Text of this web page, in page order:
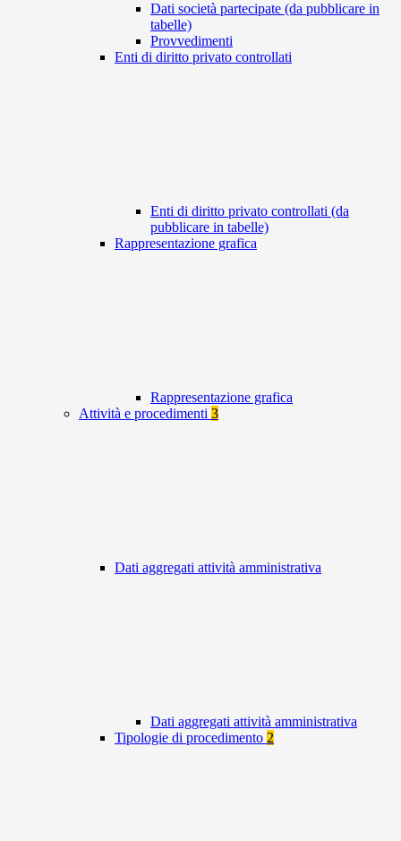
Dati società partecipate (da pubblicare in
tabelle)
Provvedimenti
Enti di diritto privato controllati
Enti di diritto privato controllati (da
pubblicare in tabelle)
Rappresentazione grafica
Rappresentazione grafica
Attività e procedimenti 3
Dati aggregati attività amministrativa
Dati aggregati attività amministrativa
Tipologie di procedimento 2